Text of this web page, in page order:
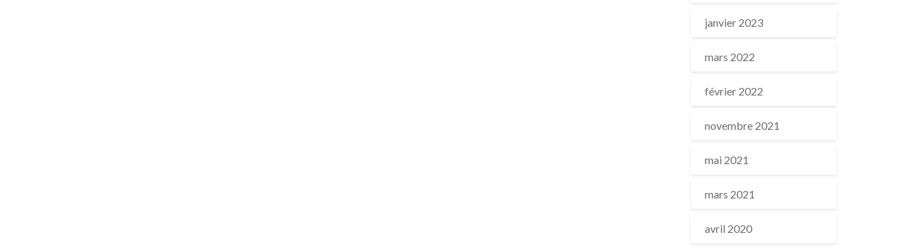
janvier 2023
mars 2022
février 2022
novembre 2021
mai 2021
mars 2021
avril 2020